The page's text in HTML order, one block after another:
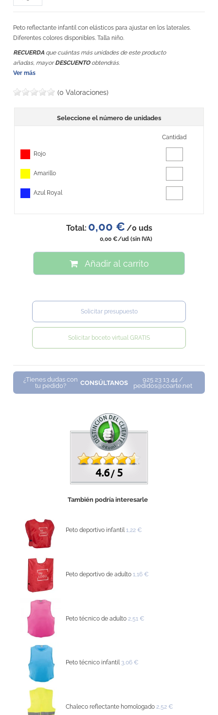
Peto reflectante infantil con elásticos para ajustar en los laterales.
Diferentes colores disponibles. Talla niño.
RECUERDA que cuántas más unidades de este producto
añadas, mayorDESCUENTOobtendrás.
Ver más
(0 Valoraciones)
Seleccione el número de unidades
Cantidad
Rojo
Amarillo
Azul Royal
Total: 0,00 € /0 uds
0,00 €/ud (sin IVA)
Añadir al carrito
Solicitar presupuesto
Solicitar boceto virtual GRATIS
¿Tienes dudas con
tu pedido?
CONSÚLTANOS
925 23 13 44 /
pedidos@coarte.net
4.6 /5
También podría interesarle
Peto deportivo infantil 1,22 €
Peto deportivo de adulto 1,16 €
Peto técnico de adulto 2,51 €
Peto técnico infantil 3,06 €
Chaleco reflectante homologado 2,52 €